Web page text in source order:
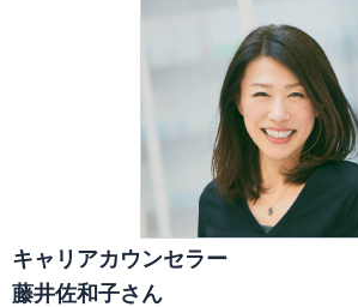
キャリアカウンセラー
藤井佐和子さん